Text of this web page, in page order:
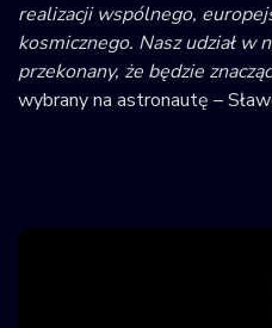
realizacji wspólnego,
kosmicznego. Nasz udział w
przekonany, że będzie
wybrany na astronautę –